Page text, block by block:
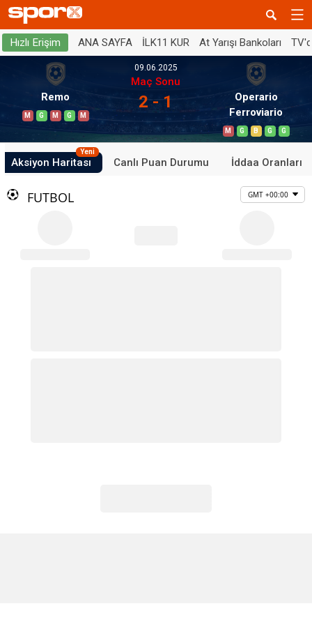
Hızlı Erişim ANA SAYFA İLK11 KUR At Yarışı Bankoları
Remo
M G M G M
09.06.2025
Maç Sonu
2 - 1
Operario
Ferroviario
M G B G G
Aksiyon Haritası
Yeni
Canlı Puan Durumu İddaa Oranları
FUTBOL GMT +00:00